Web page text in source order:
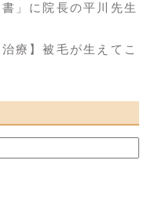
」に院長の平川先生
療】被毛が生えてこ